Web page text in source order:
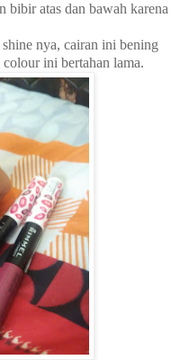
bibir atas dan bawah karena
nya, cairan ini bening
ini bertahan lama.